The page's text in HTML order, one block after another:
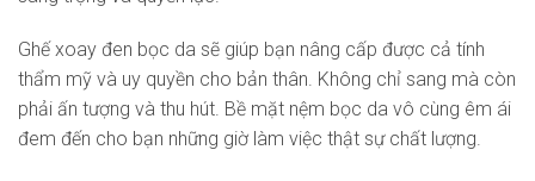
Ghế xoay đen bọc da sẽ giúp bạn nâng cấp được cả tính
thẩm mỹ và uy quyền cho bản thân. Không chỉ sang mà còn
phải ấn tượng và thu hút. Bề mặt nệm bọc da vô cùng êm ái
đem đến cho bạn những giờ làm việc thật sự chất lượng.